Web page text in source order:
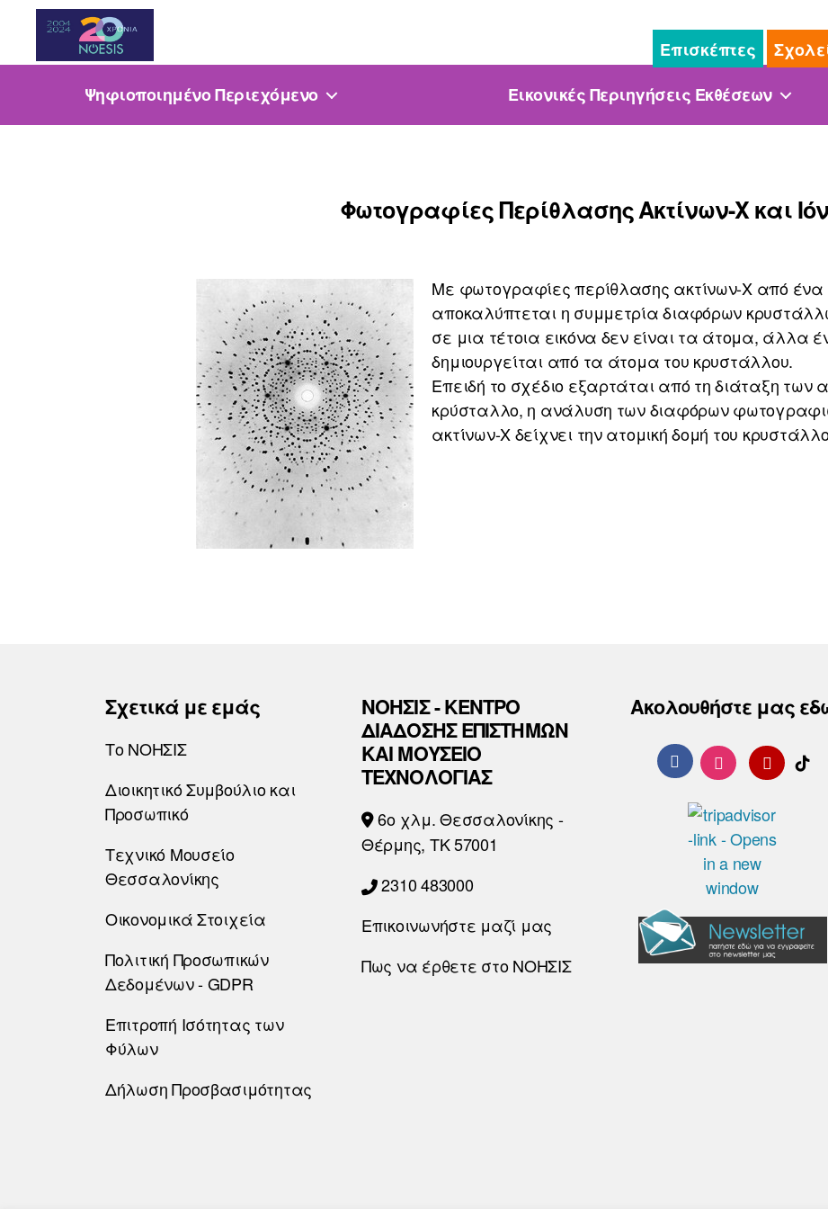
Noesis
Επισκέπτες
Ψηφιοποιημένο Περιεχόμενο
Εικονικές Περιηγήσεις Εκθέσεων
Φωτογραφίες Περίθλασης Ακτίνων-Χ και
Με φωτογραφίες περίθλασης ακτίνων-Χ από ένα
αποκαλύπτεται η συμμετρία διαφόρων
σε μια τέτοια εικόνα δεν είναι τα άτομα, άλλα
δημιουργείται από τα άτομα του κρυστάλλου.
Επειδή το σχέδιο εξαρτάται από τη διάταξη των
κρύσταλλο, η ανάλυση των διαφόρων
ακτίνων-Χ δείχνει την ατομική δομή του
Σχετικά με εμάς
Το ΝΟΗΣΙΣ
Διοικητικό Συμβούλιο και
Προσωπικό
Τεχνικό Μουσείο
Θεσσαλονίκης
Οικονομικά Στοιχεία
Πολιτική Προσωπικών
Δεδομένων - GDPR
Επιτροπή Ισότητας των
Φύλων
Δήλωση Προσβασιμότητας
ΝΟΗΣΙΣ - ΚΕΝΤΡΟ
ΔΙΑΔΟΣΗΣ ΕΠΙΣΤΗΜΩΝ
ΚΑΙ ΜΟΥΣΕΙΟ
ΤΕΧΝΟΛΟΓΙΑΣ
6o χλμ. Θεσσαλονίκης -
Θέρμης, ΤΚ 57001
2310 483000
Επικοινωνήστε μαζί μας
Πως να έρθετε στο ΝΟΗΣΙΣ
Ακολουθήστε μας